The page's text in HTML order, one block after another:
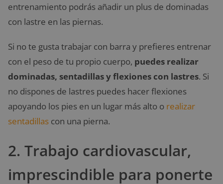
entrenamiento podrás añadir un plus de dominadas
con lastre en las piernas.
Si no te gusta trabajar con barra y prefieres entrenar
con el peso de tu propio cuerpo, puedes realizar
dominadas, sentadillas y flexiones con lastres. Si
no dispones de lastres puedes hacer flexiones
apoyando los pies en un lugar más alto o realizar
sentadillas con una pierna.
2. Trabajo cardiovascular,
imprescindible para ponerte